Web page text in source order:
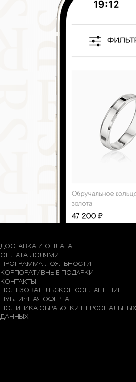
ДОСТАВКА И ОПЛАТА
ОПЛАТА ДОЛЯМИ
ПРОГРАММА ЛОЯЛЬНОСТИ
КОРПОРАТИВНЫЕ ПОДАРКИ
КОНТАКТЫ
ПОЛЬЗОВАТЕЛЬСКОЕ СОГЛАШЕНИЕ
ПУБЛИЧНАЯ ОФЕРТА
ПОЛИТИКА ОБРАБОТКИ ПЕРСОНАЛЬНЫХ
ДАННЫХ